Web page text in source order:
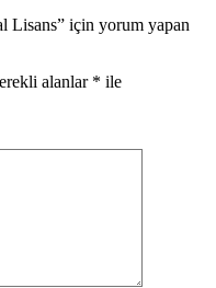
Lisans” için yorum yapan
alanlar * ile